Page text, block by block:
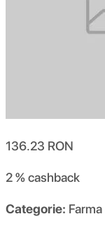
136.23 RON
2 %cashback
Categorie: Farma